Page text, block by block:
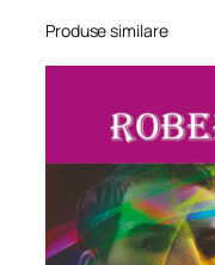
Produse similare